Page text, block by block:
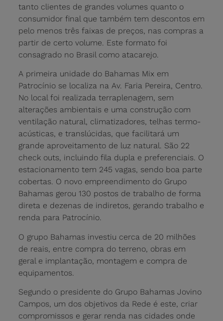
tanto clientes de grandes volumes quanto o
consumidor final que também tem descontos em
pelo menos três faixas de preços, nas compras a
partir de certo volume. Este formato foi
consagrado no Brasil como atacarejo.
A primeira unidade do Bahamas Mix em
Patrocínio se localiza na Av. Faria Pereira, Centro.
No local foi realizada terraplenagem, sem
alterações ambientais e uma construção com
ventilação natural, climatizadores, telhas termo-
acústicas, e translúcidas, que facilitará um
grande aproveitamento de luz natural. São 22
check outs, incluindo fila dupla e preferenciais. O
estacionamento tem 245 vagas, sendo boa parte
cobertas. O novo empreendimento do Grupo
Bahamas gerou 130 postos de trabalho de forma
direta e dezenas de indiretos, gerando trabalho e
renda para Patrocínio.
O grupo Bahamas investiu cerca de 20 milhões
de reais, entre compra do terreno, obras em
geral e implantação, montagem e compra de
equipamentos.
Segundo o presidente do Grupo Bahamas Jovino
Campos, um dos objetivos da Rede é este, criar
compromissos e gerar renda nas cidades onde